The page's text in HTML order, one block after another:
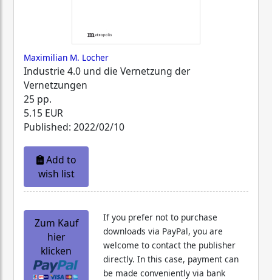
Maximilian M. Locher
Industrie 4.0 und die Vernetzung der
Vernetzungen
25 pp.
5.15 EUR
Published: 2022/02/10
Add to
wish list
Zum Kauf
hier
klicken
If you prefer not to purchase
downloads via PayPal, you are
welcome to contact the publisher
directly. In this case, payment can
be made conveniently via bank